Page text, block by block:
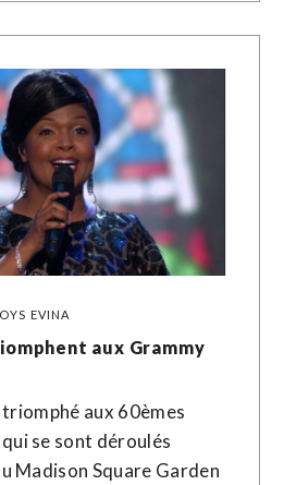
EVINA
aux Grammy
aux 60èmes
se sont déroulés
Madison Square Garden